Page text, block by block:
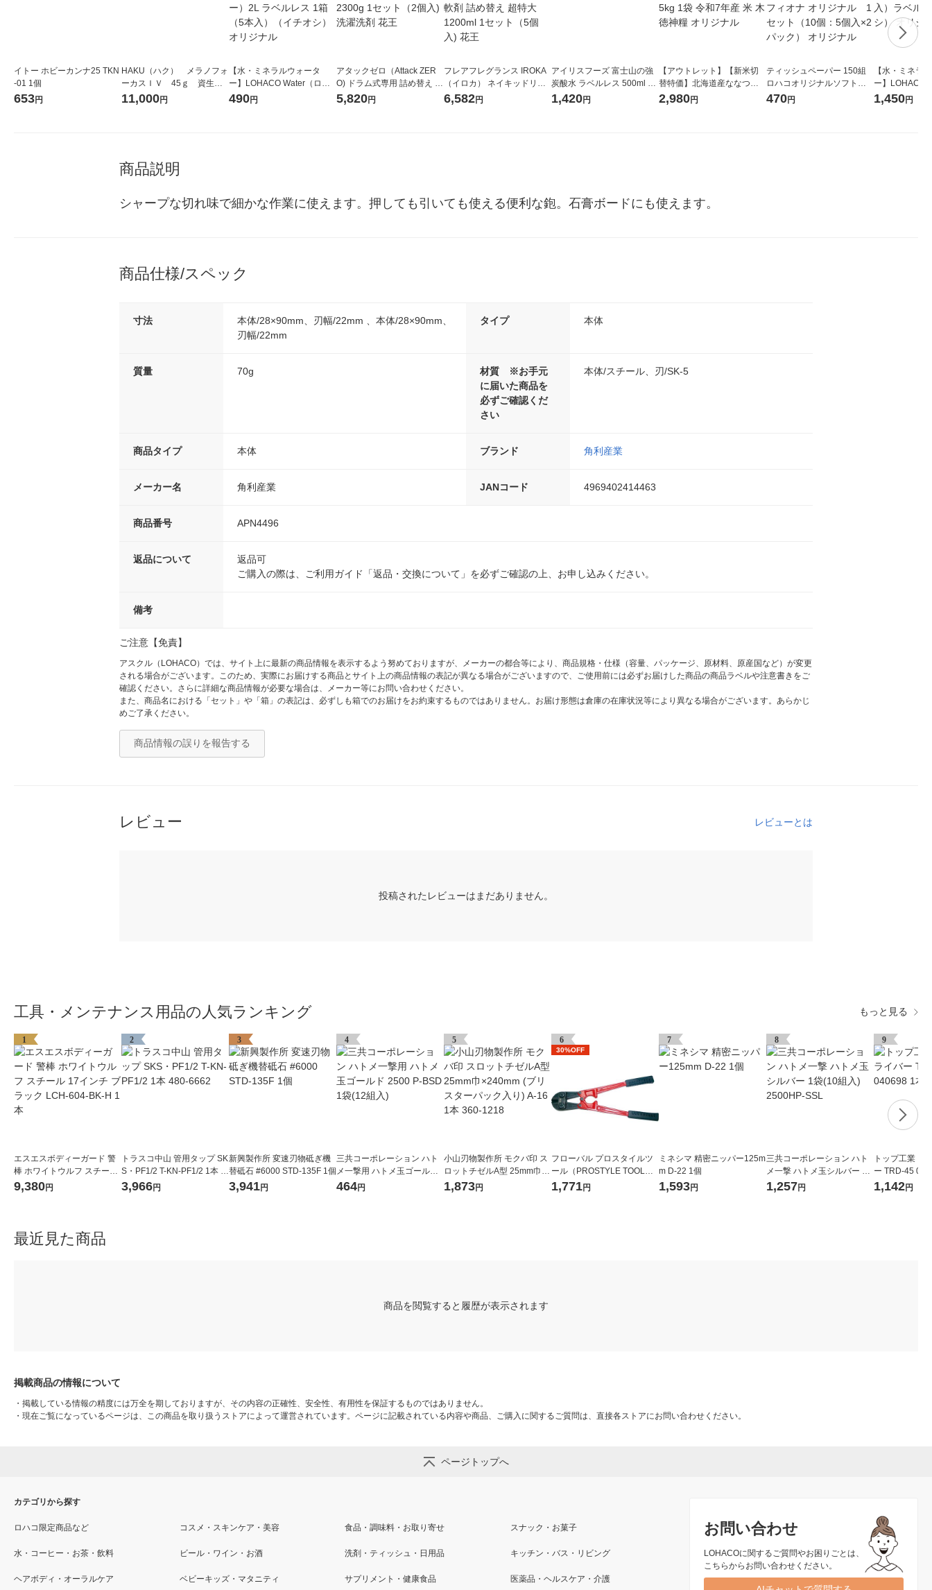
イトー ホビーカンナ25 TKN
-01 1個
653円
HAKU（ハク） メラノフォ
ーカスＩＶ 45ｇ 資生
堂 おまけ付き
11,000円
【水・ミネラルウォータ
ー】LOHACO Water（ロハ
コウォーター）2L ラベルレ
490円
アタックゼロ（Attack ZER
O) ドラム式専用 詰め替え メ
ガジャンボ 2300g 1セット
5,820円
フレアフレグランス IROKA
（イロカ） ネイキッドリリ
ーの香り 柔軟剤 詰め替え 超
6,582円
アイリスフーズ 富士山の強
炭酸水 ラベルレス 500ml 1
箱（24本入）
1,420円
【アウトレット】【新米切
替特価】北海道産ななつぼ
し 無洗米 5kg 1袋 令和7年産
2,980円
ティッシュペーパー 150組
ロハコオリジナルソフトパ
ックティッシュ フィオナ オ
470円
【水・ミネラ
ー】LOHACO
1箱（20本入
1,450円
商品説明
シャープな切れ味で細かな作業に使えます。押しても引いても使える便利な鉋。石膏ボードにも使えます。
商品仕様/スペック
寸法
本体/28×90mm、刃幅/22mm 、本体/28×90mm、
刃幅/22mm
タイプ 本体
質量 70g
材質 ※お手元
に届いた商品を
必ずご確認くだ
さい
本体/スチール、刃/SK-5
商品タイプ 本体 ブランド 角利産業
メーカー名 角利産業 JANコード 4969402414463
商品番号 APN4496
返品について
返品可
ご購入の際は、ご利用ガイド「返品・交換について」を必ずご確認の上、お申し込みください。
備考
ご注意【免責】
アスクル（LOHACO）では、サイト上に最新の商品情報を表示するよう努めておりますが、メーカーの都合等により、商品規格・仕様（容量、パッケージ、原材料、原産国など）が変更
される場合がございます。このため、実際にお届けする商品とサイト上の商品情報の表記が異なる場合がございますので、ご使用前には必ずお届けした商品の商品ラベルや注意書きをご
確認ください。さらに詳細な商品情報が必要な場合は、メーカー等にお問い合わせください。
また、商品名における「セット」や「箱」の表記は、必ずしも箱でのお届けをお約束するものではありません。お届け形態は倉庫の在庫状況等により異なる場合がございます。あらかじ
めご了承ください。
商品情報の誤りを報告する
レビュー レビューとは
投稿されたレビューはまだありません。
工具・メンテナンス用品の人気ランキング もっと見る
1
エスエスボディーガード 警
棒 ホワイトウルフ スチール
17インチ ブラック LCH-604
9,380円
2
トラスコ中山 管用タップ SK
S・PF1/2 T-KN-PF1/2 1本 4
80-6662
3,966円
3
新興製作所 変速刃物砥ぎ機
替砥石 #6000 STD-135F 1個
3,941円
4
三共コーポレーション ハト
メ一撃用 ハトメ玉ゴールド
2500 P-BSD 1袋(12組入)
464円
5
小山刃物製作所 モクバ印 ス
ロットチゼルA型 25mm巾×2
40mm (ブリスターパック入
1,873円
6
30%OFF
フローバル プロスタイルツ
ール（PROSTYLE TOOL）
ボルトクリッパー 300 GK-1
1,771円
7
ミネシマ 精密ニッパー125m
m D-22 1個
1,593円
8
三共コーポレーション ハト
メ一撃 ハトメ玉シルバー 1
袋(10組入) 2500HP-SSL
1,257円
9
トップ工業 コ
ー TRD-45
1,142円
最近見た商品
商品を閲覧すると履歴が表示されます
掲載商品の情報について
・ 掲載している情報の精度には万全を期しておりますが、その内容の正確性、安全性、有用性を保証するものではありません。
・ 現在ご覧になっているページは、この商品を取り扱うストアによって運営されています。ページに記載されている内容や商品、ご購入に関するご質問は、直接各ストアにお問い合わせください。
ページトップへ
お問い合わせ
LOHACOに関するご質問やお困りごとは、
こちらからお問い合わせください。
カテゴリから探す
ロハコ限定商品など コスメ・スキンケア・美容 食品・調味料・お取り寄せ スナック・お菓子
水・コーヒー・お茶・飲料 ビール・ワイン・お酒 洗剤・ティッシュ・日用品 キッチン・バス・リビング
ヘアボディ・オーラルケア ベビーキッズ・マタニティ サプリメント・健康食品 医薬品・ヘルスケア・介護